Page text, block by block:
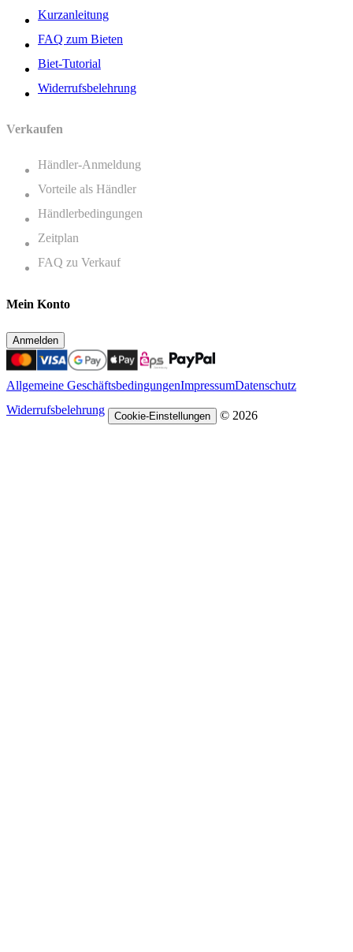
Kurzanleitung
FAQ zum Bieten
Biet-Tutorial
Widerrufsbelehrung
Verkaufen
Händler-Anmeldung
Vorteile als Händler
Händlerbedingungen
Zeitplan
FAQ zu Verkauf
Mein Konto
Anmelden
Allgemeine GeschäftsbedingungenImpressumDatenschutz
Widerrufsbelehrung
Cookie-Einstellungen © 2026